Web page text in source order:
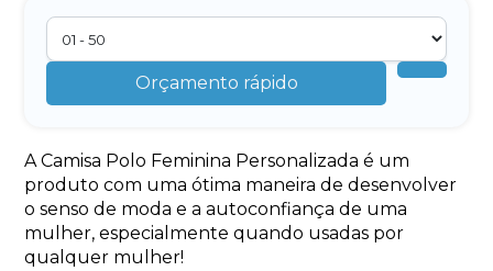
Orçamento rápido
A Camisa Polo Feminina Personalizada é um
produto com uma ótima maneira de desenvolver
o senso de moda e a autoconfiança de uma
mulher, especialmente quando usadas por
qualquer mulher!